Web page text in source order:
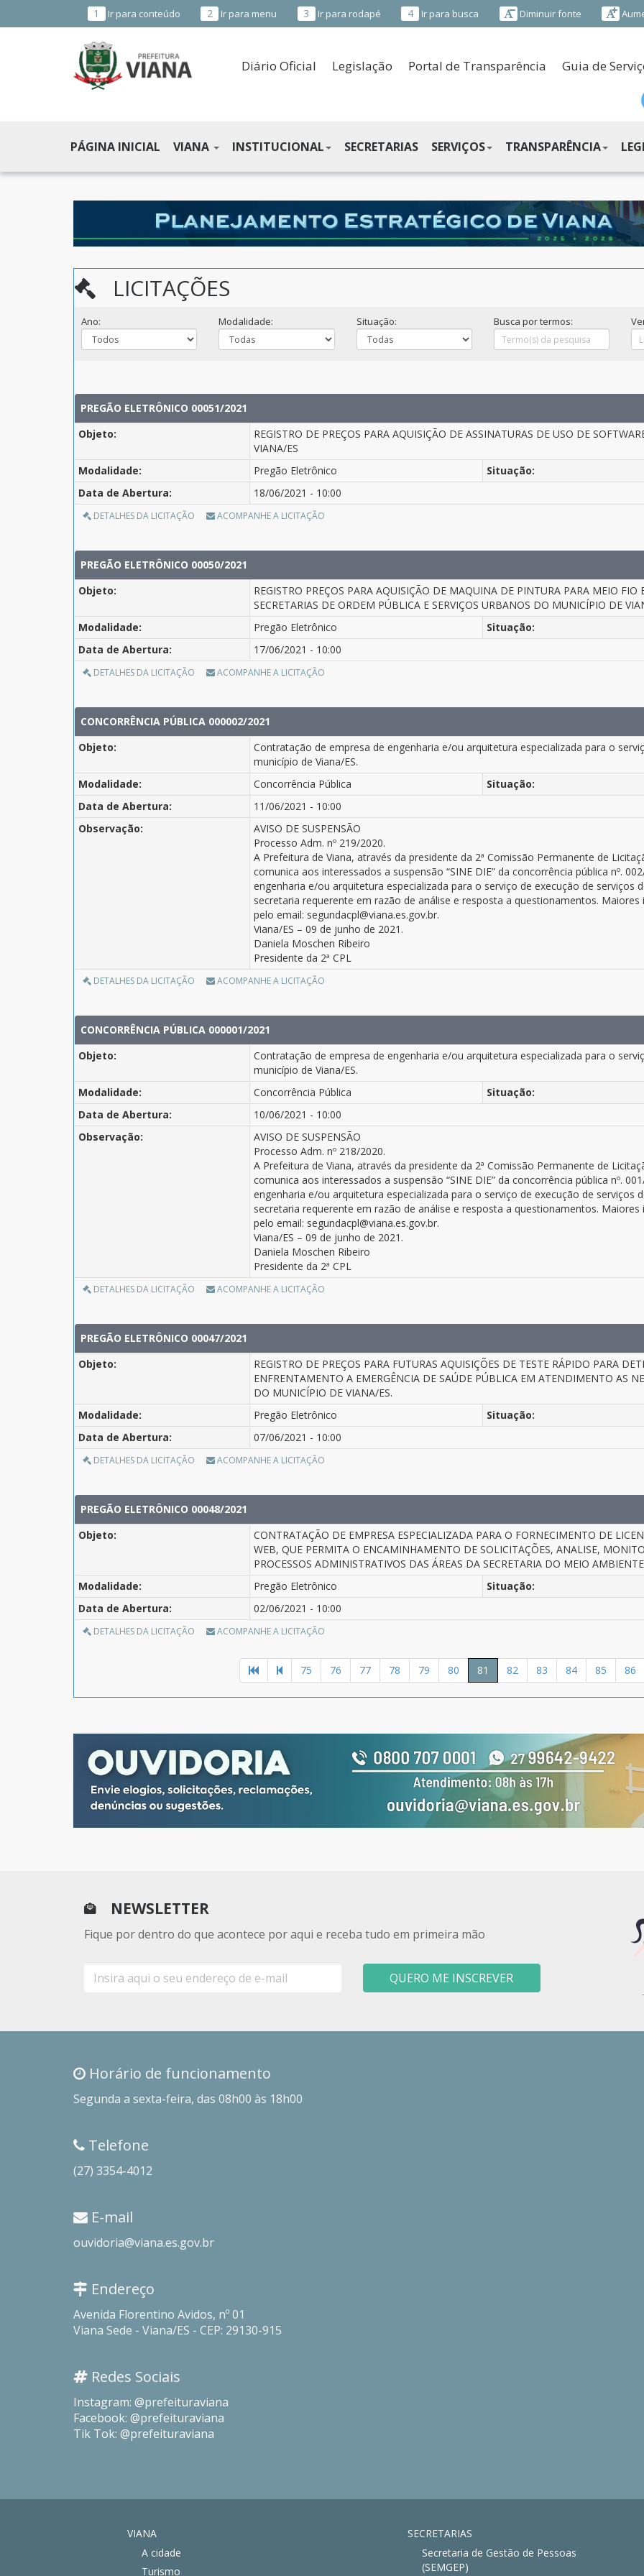
1 Ir para conteúdo 2 Ir para menu 3 Ir para rodapé 4 Ir para busca Diminuir fonte
MUNICIPAL
DE
VIANA
ES
Diário Oficial Legislação Portal de Transparência Guia de
PÁGINA INICIAL VIANA INSTITUCIONAL SECRETARIAS SERVIÇOS TRANSPARÊNCIA
LICITAÇÕES
Ano: Modalidade: Situação: Busca por termos:
PREGÃO ELETRÔNICO 00051/2021
Objeto:
REGISTRO DE PREÇOS PARA AQUISIÇÃO DE ASSINATURAS DE USO DE
VIANA/ES
Modalidade:
Pregão Eletrônico
Situação:
Data de Abertura:
18/06/2021 - 10:00
DETALHES DA LICITAÇÃO ACOMPANHE A LICITAÇÃO
PREGÃO ELETRÔNICO 00050/2021
Objeto:
REGISTRO PREÇOS PARA AQUISIÇÃO DE MAQUINA DE PINTURA PARA MEIO
SECRETARIAS DE ORDEM PÚBLICA E SERVIÇOS URBANOS DO MUNICÍPIO DE
Modalidade:
Pregão Eletrônico
Situação:
Data de Abertura:
17/06/2021 - 10:00
DETALHES DA LICITAÇÃO ACOMPANHE A LICITAÇÃO
CONCORRÊNCIA PÚBLICA 000002/2021
Objeto:
Contratação de empresa de engenharia e/ou arquitetura especializada para o
município de Viana/ES.
Modalidade:
Concorrência Pública
Situação:
Data de Abertura:
11/06/2021 - 10:00
Observação:
AVISO DE SUSPENSÃO
Processo Adm. nº 219/2020.
A Prefeitura de Viana, através da presidente da 2ª Comissão Permanente de
comunica aos interessados a suspensão “SINE DIE” da concorrência pública nº.
engenharia e/ou arquitetura especializada para o serviço de execução de serviços
secretaria requerente em razão de análise e resposta a questionamentos.
pelo email: segundacpl@viana.es.gov.br.
Viana/ES – 09 de junho de 2021.
Daniela Moschen Ribeiro
Presidente da 2ª CPL
DETALHES DA LICITAÇÃO ACOMPANHE A LICITAÇÃO
CONCORRÊNCIA PÚBLICA 000001/2021
Objeto:
Contratação de empresa de engenharia e/ou arquitetura especializada para o
município de Viana/ES.
Modalidade:
Concorrência Pública
Situação:
Data de Abertura:
10/06/2021 - 10:00
Observação:
AVISO DE SUSPENSÃO
Processo Adm. nº 218/2020.
A Prefeitura de Viana, através da presidente da 2ª Comissão Permanente de
comunica aos interessados a suspensão “SINE DIE” da concorrência pública nº.
engenharia e/ou arquitetura especializada para o serviço de execução de serviços
secretaria requerente em razão de análise e resposta a questionamentos.
pelo email: segundacpl@viana.es.gov.br.
Viana/ES – 09 de junho de 2021.
Daniela Moschen Ribeiro
Presidente da 2ª CPL
DETALHES DA LICITAÇÃO ACOMPANHE A LICITAÇÃO
PREGÃO ELETRÔNICO 00047/2021
Objeto:
REGISTRO DE PREÇOS PARA FUTURAS AQUISIÇÕES DE TESTE RÁPIDO PARA
ENFRENTAMENTO A EMERGÊNCIA DE SAÚDE PÚBLICA EM ATENDIMENTO AS
DO MUNICÍPIO DE VIANA/ES.
Modalidade:
Pregão Eletrônico
Situação:
Data de Abertura:
07/06/2021 - 10:00
DETALHES DA LICITAÇÃO ACOMPANHE A LICITAÇÃO
PREGÃO ELETRÔNICO 00048/2021
Objeto:
CONTRATAÇÃO DE EMPRESA ESPECIALIZADA PARA O FORNECIMENTO DE
WEB, QUE PERMITA O ENCAMINHAMENTO DE SOLICITAÇÕES, ANALISE,
PROCESSOS ADMINISTRATIVOS DAS ÁREAS DA SECRETARIA DO MEIO
Modalidade:
Pregão Eletrônico
Situação:
Data de Abertura:
02/06/2021 - 10:00
DETALHES DA LICITAÇÃO ACOMPANHE A LICITAÇÃO
75 76 77 78 79 80 81 82 83 84 85 86
NEWSLETTER
Fique por dentro do que acontece por aqui e receba tudo em primeira mão
mail
QUERO ME INSCREVER
Horário de funcionamento
Segunda a sexta-feira, das 08h00 às 18h00
Telefone
(27) 3354-4012
E-mail
ouvidoria@viana.es.gov.br
Endereço
Avenida Florentino Avidos, nº 01
Viana Sede - Viana/ES - CEP: 29130-915
Redes Sociais
Instagram: @prefeituraviana
Facebook: @prefeituraviana
Tik Tok: @prefeituraviana
VIANA
A cidade
Turismo
SECRETARIAS
Secretaria de Gestão de Pessoas
(SEMGEP)